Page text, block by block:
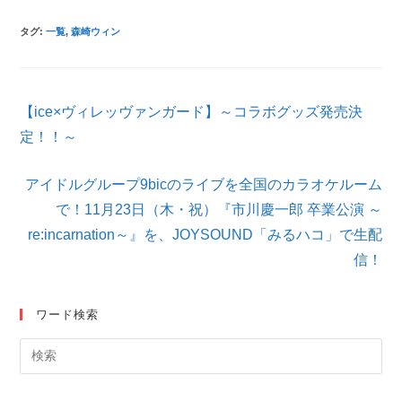
タグ:一覧, 森崎ウィン
そ
の
他
事
む
【ice×ヴィレッヴァンガード】～コラボグッズ発売決
定！！～
アイドルグループ9bicのライブを全国のカラオケルーム
で！11月23日（木・祝）『市川慶一郎 卒業公演 ～
re:incarnation～』を、JOYSOUND「みるハコ」で生配
信！
ワード検索